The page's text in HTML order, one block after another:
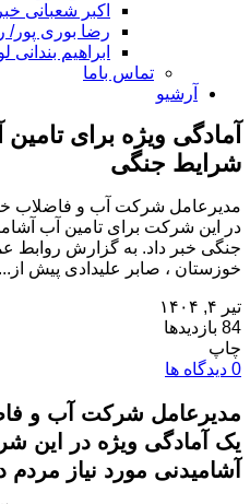
اکبر شعبانی
رضا بوری پور/
ابراهیم بندانی
تماس باما
آرشیو
آمادگی ویژه برای
شرایط جنگی​
مدیرعامل شرکت آب و فاضلاب
در این شرکت برای تامین آب
جنگی خبر داد. به گزارش
خوزستان ، صابر علیدادی پیش از...
تیر ۴, ۱۴۰۴
84 بازدیدها
چاپ
0 دیدگاه ها
مدیرعامل شرکت آب و
یک آمادگی ویژه در این
آشامیدنی مورد نیاز